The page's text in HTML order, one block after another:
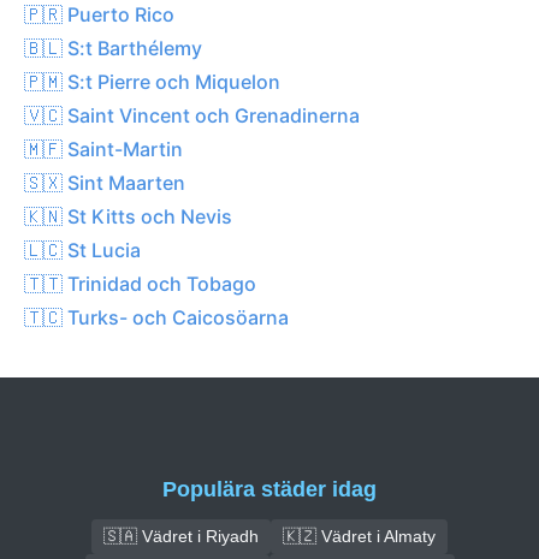
🇵🇷 Puerto Rico
🇧🇱 S:t Barthélemy
🇵🇲 S:t Pierre och Miquelon
🇻🇨 Saint Vincent och Grenadinerna
🇲🇫 Saint-Martin
🇸🇽 Sint Maarten
🇰🇳 St Kitts och Nevis
🇱🇨 St Lucia
🇹🇹 Trinidad och Tobago
🇹🇨 Turks- och Caicosöarna
Populära städer idag
🇸🇦 Vädret i Riyadh
🇰🇿 Vädret i Almaty